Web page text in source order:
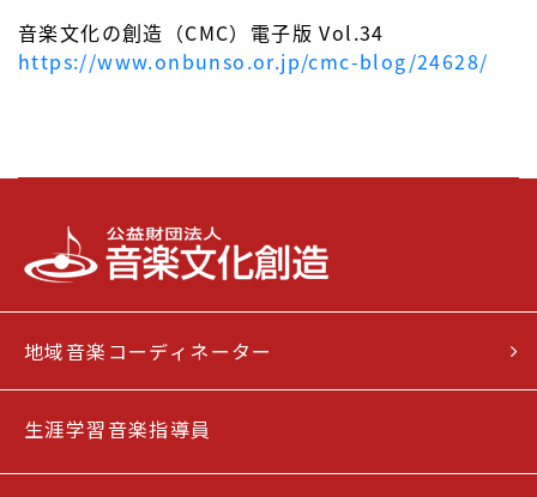
音楽文化の創造（CMC）電子版 Vol.34
https://www.onbunso.or.jp/cmc-blog/24628/
地域音楽コーディネーター
生涯学習音楽指導員